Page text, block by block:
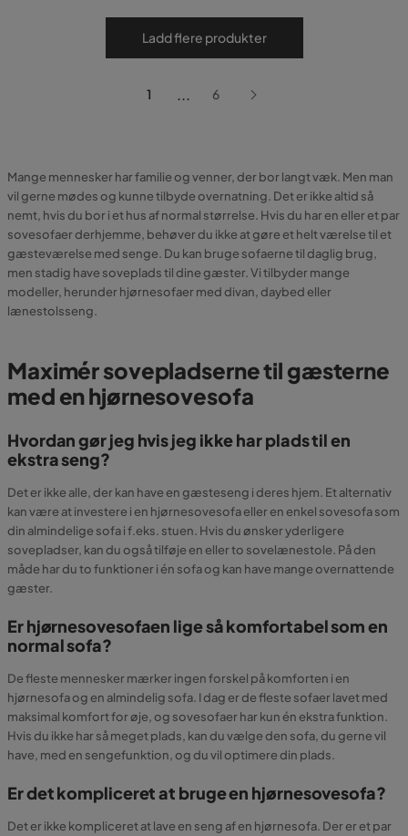
Ladd flere produkter
1 ... 6
Mange mennesker har familie og venner, der bor langt væk. Men man
vil gerne mødes og kunne tilbyde overnatning. Det er ikke altid så
nemt, hvis du bor i et hus af normal størrelse. Hvis du har en eller et par
sovesofaer derhjemme, behøver du ikke at gøre et helt værelse til et
gæsteværelse med senge. Du kan bruge sofaerne til daglig brug,
men stadig have soveplads til dine gæster. Vi tilbyder mange
modeller, herunder hjørnesofaer med divan, daybed eller
lænestolsseng.
Maximér sovepladserne til gæsterne
med en hjørnesovesofa
Hvordan gør jeg hvis jeg ikke har plads til en
ekstra seng?
Det er ikke alle, der kan have en gæsteseng i deres hjem. Et alternativ
kan være at investere i en hjørnesovesofa eller en enkel sovesofa som
din almindelige sofa i f.eks. stuen. Hvis du ønsker yderligere
sovepladser, kan du også tilføje en eller to sovelænestole. På den
måde har du to funktioner i én sofa og kan have mange overnattende
gæster.
Er hjørnesovesofaen lige så komfortabel som en
normal sofa?
De fleste mennesker mærker ingen forskel på komforten i en
hjørnesofa og en almindelig sofa. I dag er de fleste sofaer lavet med
maksimal komfort for øje, og sovesofaer har kun én ekstra funktion.
Hvis du ikke har så meget plads, kan du vælge den sofa, du gerne vil
have, med en sengefunktion, og du vil optimere din plads.
Er det kompliceret at bruge en hjørnesovesofa?
Det er ikke kompliceret at lave en seng af en hjørnesofa. Der er et par